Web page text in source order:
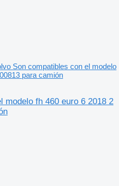
Son compatibles con el modelo
para camión
modelo fh 460 euro 6 2018 2